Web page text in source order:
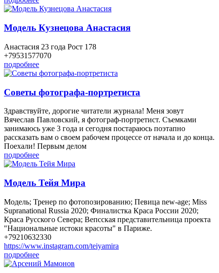
Модель Кузнецова Анастасия
Анастасия 23 года Рост 178
+79531577070
подробнее
Советы фотографа-портретиста
Здравствуйте, дорогие читатели журнала! Меня зовут
Вячеслав Павловский, я фотограф-портретист. Съемками
занимаюсь уже 3 года и сегодня постараюсь поэтапно
рассказать вам о своем рабочем процессе от начала и до конца.
Поехали! Первым делом
подробнее
Модель Тейя Мира
Модель; Тренер по фотопозированию; Певица new-age; Miss
Supranational Russia 2020; Финалистка Краса России 2020;
Краса Русского Севера; Вепсская представительница проекта
"Национальные истоки красоты" в Париже.
+79210632330
https://www.instagram.com/teiyamira
подробнее